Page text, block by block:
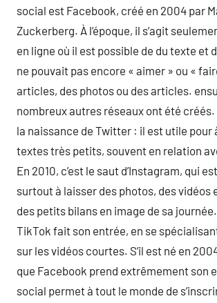
social est Facebook, créé en 2004 par
Zuckerberg. À l’époque, il s’agit
en ligne où il est possible de du texte et
ne pouvait pas encore « aimer » ou «
articles, des photos ou des articles.
nombreux autres réseaux ont été créés.
la naissance de Twitter : il est utile pour
textes très petits, souvent en relation
En 2010, c’est le saut d’Instagram, qui
surtout à laisser des photos, des vidéos
des petits bilans en image de sa
TikTok fait son entrée, en se
sur les vidéos courtes. S’il est né en
que Facebook prend extrêmement son
social permet à tout le monde de